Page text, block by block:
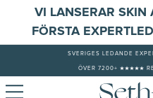
VI LANSERAR SKIN
FÖRSTA
SVERIGES LEDANDE
ÖVER 7200+ ★★★★★